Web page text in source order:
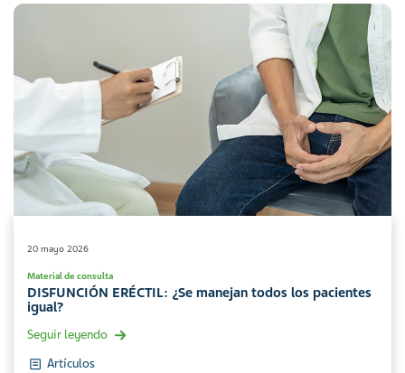
20 mayo 2026
Material de consulta
DISFUNCIÓN ERÉCTIL: ¿Se manejan todos los pacientes
igual?
Seguir leyendo
Artículos